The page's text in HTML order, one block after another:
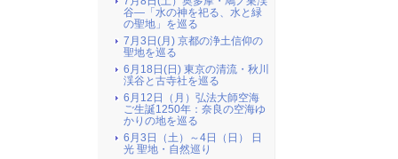
谷―「水の神を祀る、水と緑
の聖地」を巡る
7月3日(月) 京都の浄土信仰の
聖地を巡る
6月18日(日) 東京の清流・秋川
渓谷と古寺社を巡る
6月12日（月）弘法大師空海
ご生誕1250年：奈良の空海ゆ
かりの地を巡る
6月3日（土）～4日（日） 日
光 聖地・自然巡り